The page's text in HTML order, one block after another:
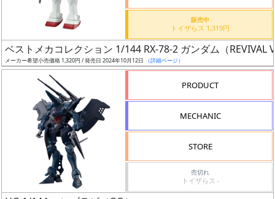
再
引
販売中
トイザらス 1,319円
ベストメカコレクション 1/144 RX-78-2 ガンダム（REVIVAL
メーカー希望小売価格 1,320円 / 発売日 2024年10月12日 （詳細ページ）
PRODUCT
MECHANIC
STORE
売切れ
トイザらス -